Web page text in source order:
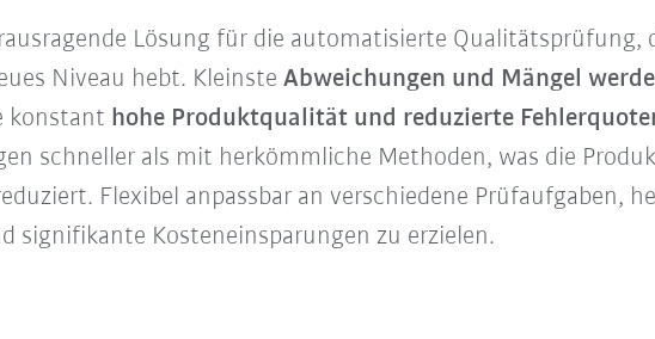
Lösung für die automatisierte Qualitätsprüfung,
Niveau hebt. Kleinste Abweichungen und Mängel
konstant hohe Produktqualität und reduzierte
schneller als mit herkömmliche Methoden, was die
Flexibel anpassbar an verschiedene Prüfaufgaben,
signifikante Kosteneinsparungen zu erzielen.